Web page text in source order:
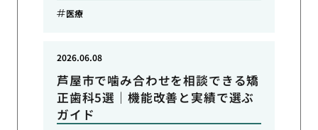
医療
芦屋市で噛み合わせを相談できる矯
正歯科5選｜機能改善と実績で選ぶ
ガイド
2026.06.08